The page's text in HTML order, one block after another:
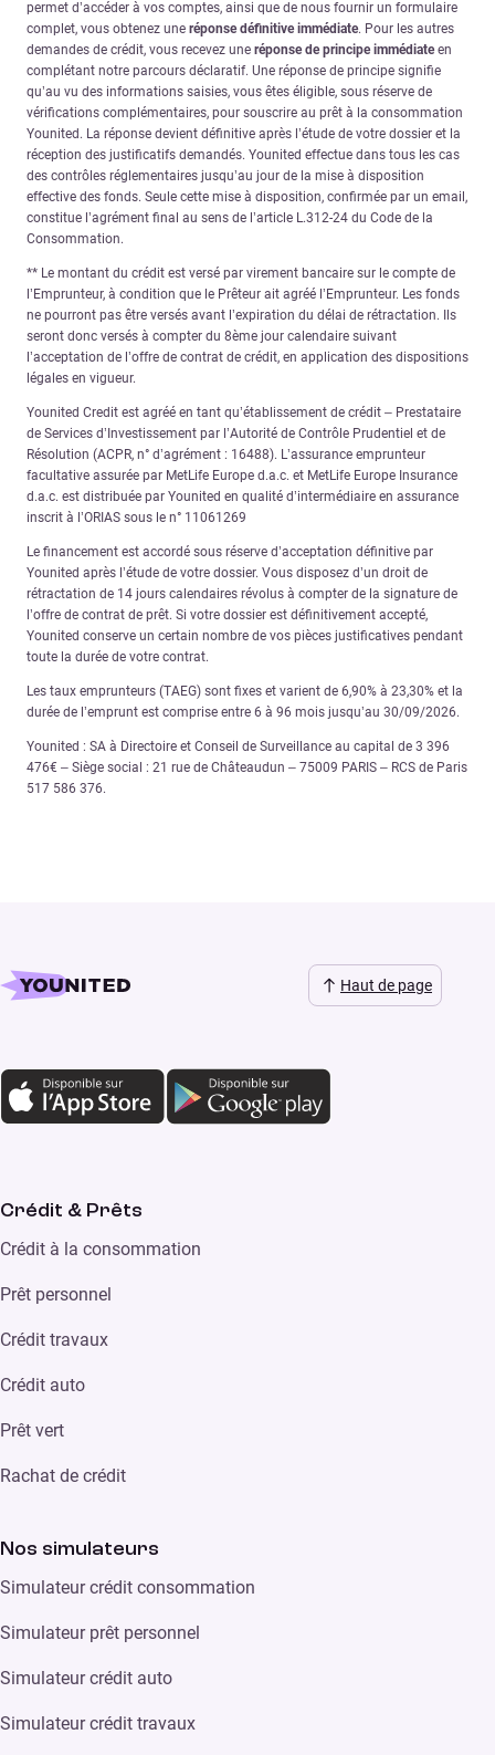
permet d’accéder à vos comptes, ainsi que de nous fournir un formulaire
complet, vous obtenez une réponse définitive immédiate. Pour les autres
demandes de crédit, vous recevez une réponse de principe immédiateen
complétant notre parcours déclaratif. Une réponse de principe signifie
qu’au vu des informations saisies, vous êtes éligible, sous réserve de
vérifications complémentaires, pour souscrire au prêt à la consommation
Younited. La réponse devient définitive après l’étude de votre dossier et la
réception des justificatifs demandés. Younited effectue dans tous les cas
des contrôles réglementaires jusqu’au jour de la mise à disposition
effective des fonds. Seule cette mise à disposition, confirmée par un email,
constitue l’agrément final au sens de l’article L.312-24 du Code de la
Consommation.
** Le montant du crédit est versé par virement bancaire sur le compte de
l’Emprunteur, à condition que le Prêteur ait agréé l’Emprunteur. Les fonds
ne pourront pas être versés avant l’expiration du délai de rétractation. Ils
seront donc versés à compter du 8ème jour calendaire suivant
l’acceptation de l’offre de contrat de crédit, en application des dispositions
légales en vigueur.
Younited Credit est agréé en tant qu’établissement de crédit – Prestataire
de Services d’Investissement par l’Autorité de Contrôle Prudentiel et de
Résolution (ACPR, n° d’agrément : 16488). L’assurance emprunteur
facultative assurée par MetLife Europe d.a.c. et MetLife Europe Insurance
d.a.c. est distribuée par Younited en qualité d’intermédiaire en assurance
inscrit à l’ORIAS sous le n° 11061269
Le financement est accordé sous réserve d’acceptation définitive par
Younited après l’étude de votre dossier. Vous disposez d’un droit de
rétractation de 14 jours calendaires révolus à compter de la signature de
l’offre de contrat de prêt. Si votre dossier est définitivement accepté,
Younited conserve un certain nombre de vos pièces justificatives pendant
toute la durée de votre contrat.
Les taux emprunteurs (TAEG) sont fixes et varient de 6,90% à 23,30% et la
durée de l’emprunt est comprise entre 6 à 96 mois jusqu’au 30/09/2026.
Younited : SA à Directoire et Conseil de Surveillance au capital de 3 396
476€ – Siège social : 21 rue de Châteaudun – 75009 PARIS – RCS de Paris
517 586 376.
Haut de page
Crédit & Prêts
Crédit à la consommation
Prêt personnel
Crédit travaux
Crédit auto
Prêt vert
Rachat de crédit
Nos simulateurs
Simulateur crédit consommation
Simulateur prêt personnel
Simulateur crédit auto
Simulateur crédit travaux